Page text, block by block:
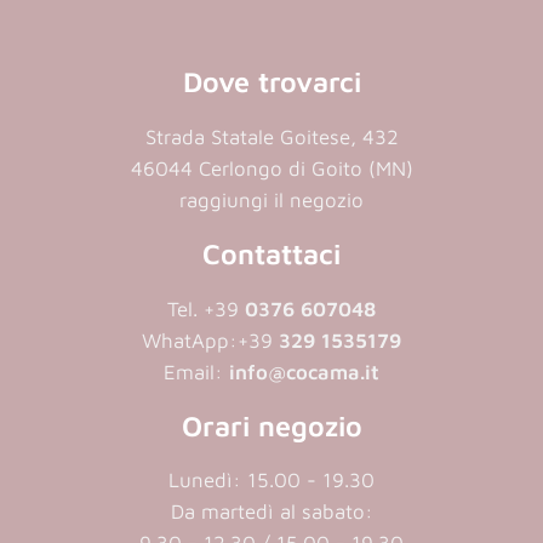
Dove trovarci
Strada Statale Goitese, 432
46044 Cerlongo di Goito (MN)
raggiungi il negozio
Contattaci
Tel. +39 0376 607048
WhatApp: +39 329 1535179
Email: info@cocama.it
Orari negozio
Lunedì: 15.00 - 19.30
Da martedì al sabato: